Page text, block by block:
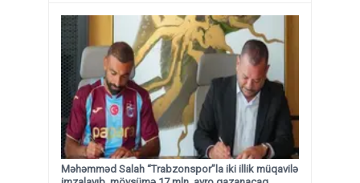
Məhəmməd Salah “Trabzonspor”la iki illik müqavilə